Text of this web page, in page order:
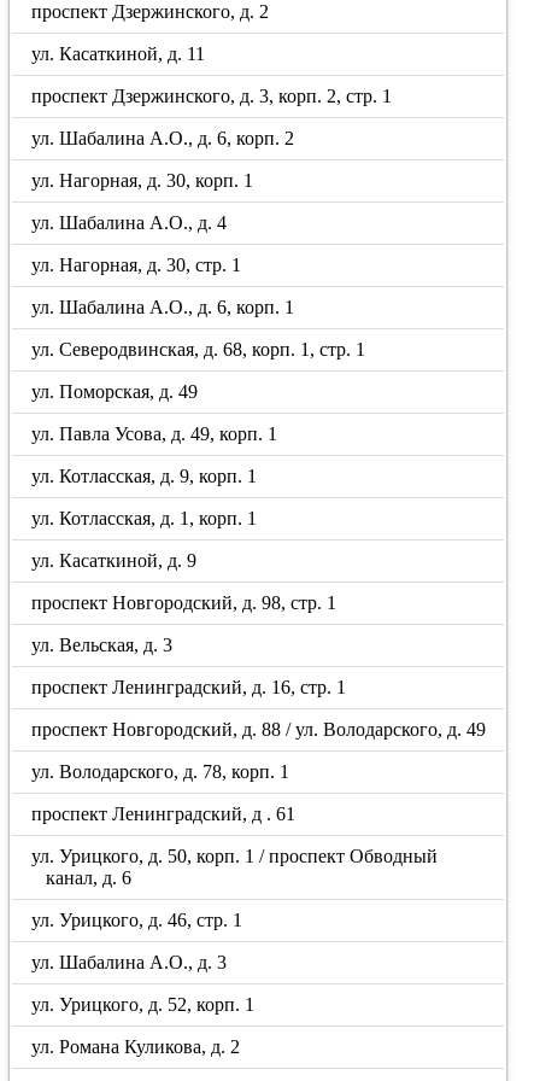
проспект Дзержинского, д. 2
ул. Касаткиной, д. 11
проспект Дзержинского, д. 3, корп. 2, стр. 1
ул. Шабалина А.О., д. 6, корп. 2
ул. Нагорная, д. 30, корп. 1
ул. Шабалина А.О., д. 4
ул. Нагорная, д. 30, стр. 1
ул. Шабалина А.О., д. 6, корп. 1
ул. Северодвинская, д. 68, корп. 1, стр. 1
ул. Поморская, д. 49
ул. Павла Усова, д. 49, корп. 1
ул. Котласская, д. 9, корп. 1
ул. Котласская, д. 1, корп. 1
ул. Касаткиной, д. 9
проспект Новгородский, д. 98, стр. 1
ул. Вельская, д. 3
проспект Ленинградский, д. 16, стр. 1
проспект Новгородский, д. 88 / ул. Володарского, д. 49
ул. Володарского, д. 78, корп. 1
проспект Ленинградский, д . 61
ул. Урицкого, д. 50, корп. 1 / проспект Обводный
канал, д. 6
ул. Урицкого, д. 46, стр. 1
ул. Шабалина А.О., д. 3
ул. Урицкого, д. 52, корп. 1
ул. Романа Куликова, д. 2